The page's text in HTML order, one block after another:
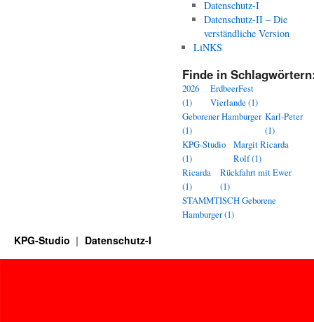
Datenschutz-I
Datenschutz-II – Die
verständliche Version
LiNKS
Finde in
2026
(1)
ErdbeerFest
Vierlande (1)
Geborener Hamburger
(1)
Karl-Peter
(1)
KPG-Studio
(1)
Margit Ricarda
Rolf(1)
Ricarda
(1)
Rückfahrt mit Ewer
(1)
STAMMTISCH Geborene
Hamburger(1)
KPG-Studio Datenschutz-I